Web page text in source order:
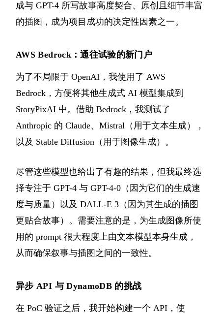
成与 GPT-4 所写故事高度契合、原创且细节丰富
的插图，成为项目成功的决定性因素之一。
AWS Bedrock：通往试验的新门户
为了不局限于 OpenAI，我使用了 AWS
Bedrock，方便将其他生成式 AI 模型集成到
StoryPixAI 中。借助 Bedrock，我测试了
Anthropic 的 Claude、Mistral（用于文本生成），
以及 Stable Diffusion（用于图像生成）。
尽管这些模型也给出了有趣的结果，但我最终选
择专注于 GPT-4 与 GPT-4-0（因为它们的生成速
度与质量）以及 DALL-E 3（因为其生成的插图
更贴合故事）。需要注意的是，为生成图像所使
用的 prompt 很大程度上由文本模型本身生成，
从而确保叙事与插图之间的一致性。
异步 API 与 DynamoDB 的挑战
在 PoC 验证之后，我开始构建一个 API，使